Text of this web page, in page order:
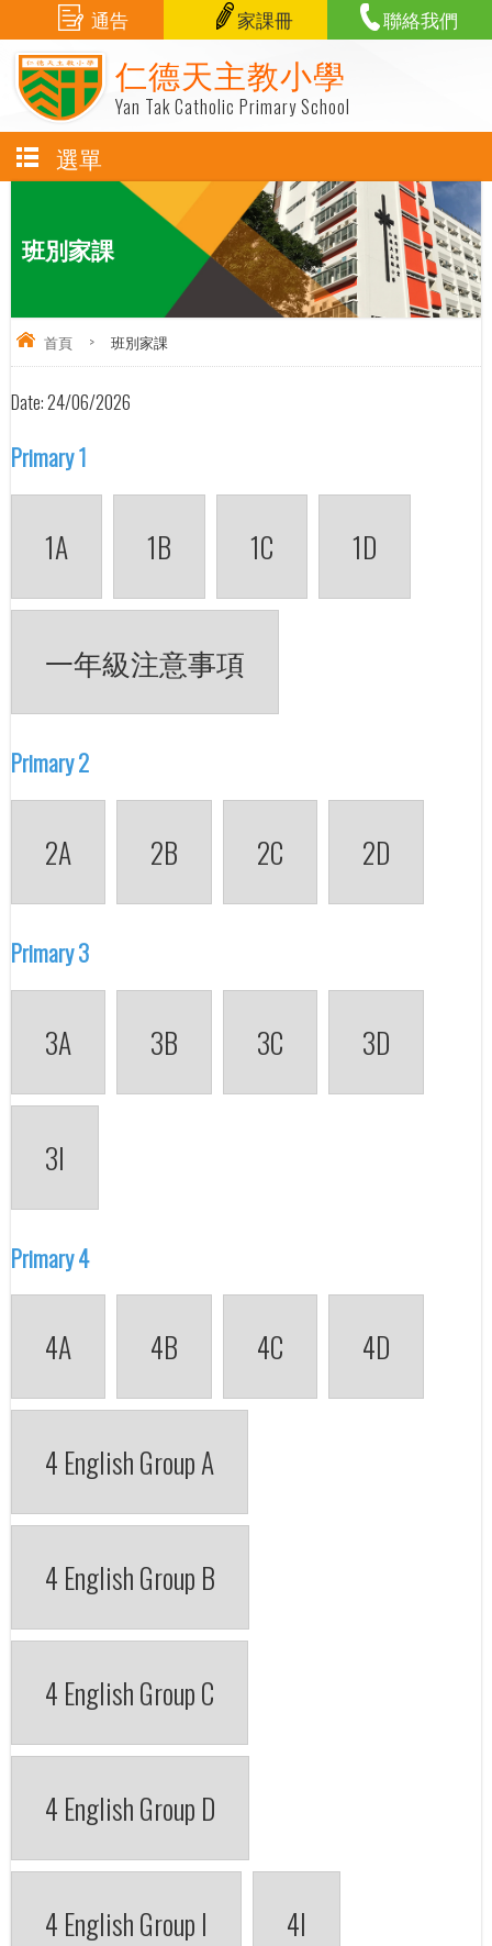
仁德天主教小學
Yan Tak Catholic Primary School
通告 家課冊 聯絡我們
選單
班別家課
首頁 > 班別家課
Date:24/06/2026
Primary 1
1A 1B 1C 1D
一年級注意事項
Primary 2
2A 2B 2C 2D
Primary 3
3A 3B 3C 3D
3I
Primary 4
4A 4B 4C 4D
4 English Group A
4 English Group B
4 English Group C
4 English Group D
4 English Group I 4I